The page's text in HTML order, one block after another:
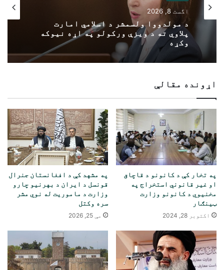
اگست 8, 2026
د مولدووا ولسمشر د اسلامي امارت
پلاوي ته د ویزې ورکولو په اړه نیوکه
وکړه
اړونده مقالې
په تخار کې د کانونو د قاچاق
او غیر قانوني استخراج په
مخنیوي د کانونو وزارت
ټینګار
اکتوبر 28, 2024
په مشهد کې د افغانستان جنرال
قونسل د ایران د بهرنیو چارو
وزارت د ماموریت له نوي مشر
سره وکتل
مې 25, 2026